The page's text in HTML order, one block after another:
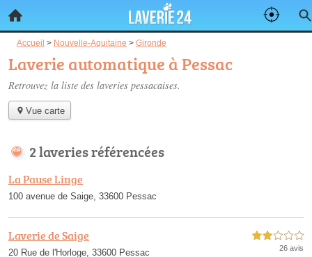
Accueil > Nouvelle-Aquitaine > Gironde
Laverie automatique à Pessac
Retrouvez la liste des laveries pessacaises.
Vue carte
2 laveries référencées
La Pause Linge
100 avenue de Saige, 33600 Pessac
Laverie de Saige
20 Rue de l'Horloge, 33600 Pessac
2,0 étoiles sur 5
26 avis